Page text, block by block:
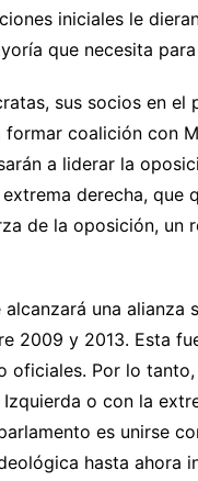
iniciales le
que necesita
sus socios en
coalición con
a liderar la
derecha, que
de la oposición, un
una alianza
2009 y 2013. Esta
oficiales. Por lo
o con la
es unirse
hasta ahora